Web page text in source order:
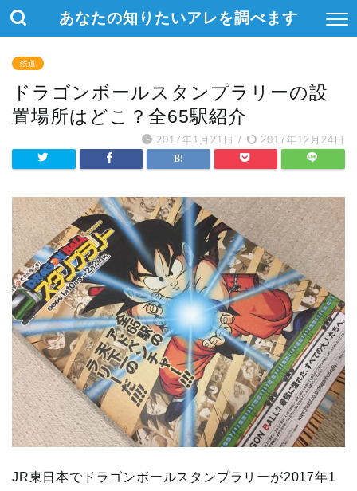
あなたの知りたいアレを調べます
鉄道
ドラゴンボールスタンプラリーの設
置場所はどこ？全65駅紹介
2017年1月21日 / 2017年12月24日
JR東日本でドラゴンボールスタンプラリーが2017年1